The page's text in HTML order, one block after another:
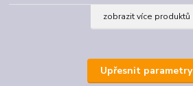
zobrazit více produktů
Upřesnit parametry